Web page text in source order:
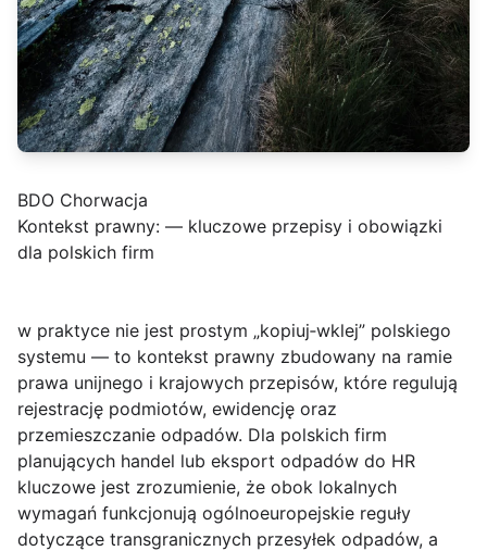
BDO Chorwacja
Kontekst prawny: — kluczowe przepisy i obowiązki
dla polskich firm
w praktyce nie jest prostym „kopiuj‑wklej” polskiego
systemu — to kontekst prawny zbudowany na ramie
prawa unijnego i krajowych przepisów, które regulują
rejestrację podmiotów, ewidencję oraz
przemieszczanie odpadów. Dla polskich firm
planujących handel lub eksport odpadów do HR
kluczowe jest zrozumienie, że obok lokalnych
wymagań funkcjonują ogólnoeuropejskie reguły
dotyczące transgranicznych przesyłek odpadów, a